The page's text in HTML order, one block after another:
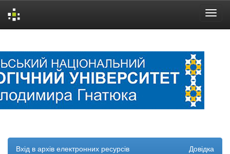
Вхід в архів електронних ресурсів Довідка